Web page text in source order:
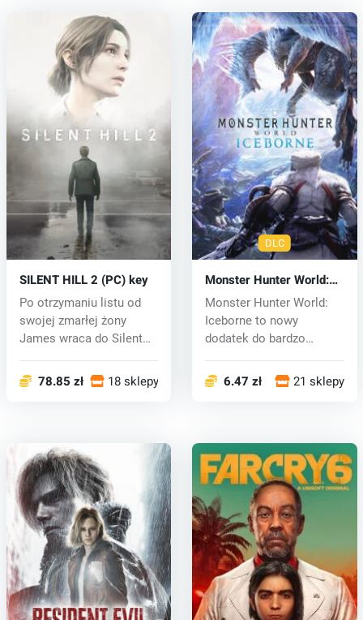
SILENT HILL 2 (PC) key
Po otrzymaniu listu od
swojej zmarłej żony
James wraca do Silent
78.85 zł 18 sklepy
DLC
Monster Hunter World:
Iceborne (PC) key
Monster Hunter World:
Iceborne to nowy
dodatek do bardzo
6.47 zł 21 sklepy